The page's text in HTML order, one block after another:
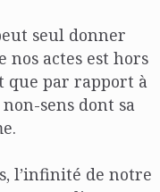
seul donner
nos actes est hors
que par rapport à
sens dont sa
l’infinité de notre